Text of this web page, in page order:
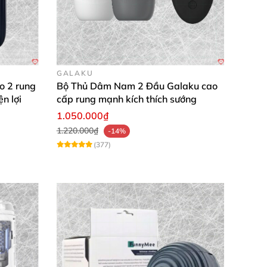
hãng
hãng
hãng
hãng
silicon mềm mại, sưởi ấm vừa đủ, giúp tôi
độ bú mút làm tôi thích thú, hoàn hảo cho
2 rung
lợi
GALAKU
Bộ Thủ Dâm Nam 2 Đầu Galaku cao
cấp rung mạnh kích thích sướng
1.050.000₫
1.220.000₫
-14%
(377)